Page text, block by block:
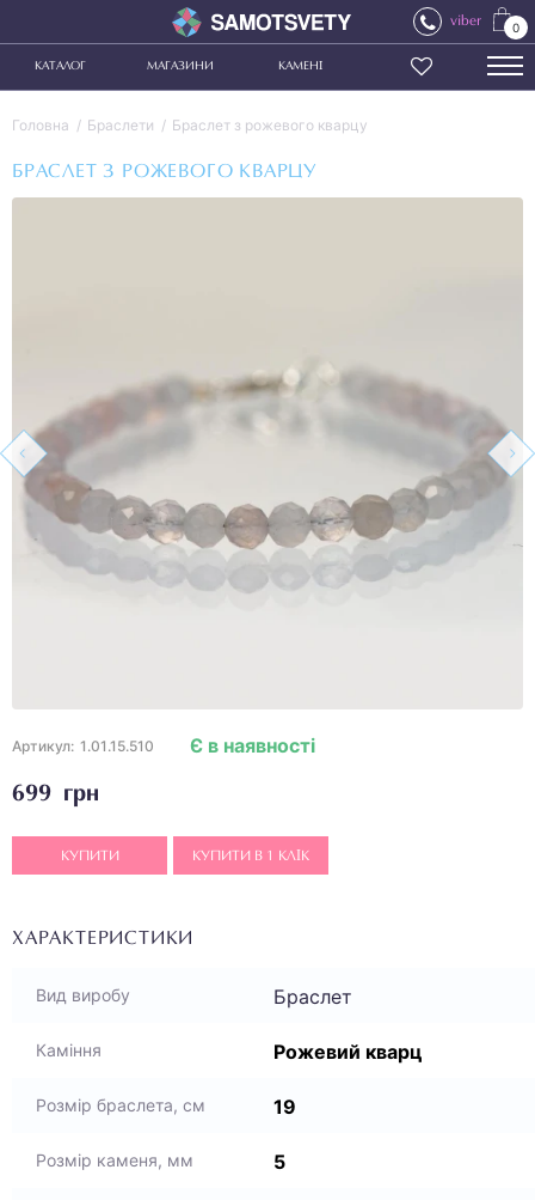
viber 0
КАТАЛОГ МАГАЗИНИ КАМЕНІ
Головна Браслети Браслет з рожевого кварцу
БРАСЛЕТ З РОЖЕВОГО КВАРЦУ
Артикул: 1.01.15.510
699 грн
Є в наявності
КУПИТИ КУПИТИ В 1 КЛІК
ХАРАКТЕРИСТИКИ
Вид виробу Браслет
Каміння Рожевий кварц
Розмір браслета, см 19
Розмір каменя, мм 5